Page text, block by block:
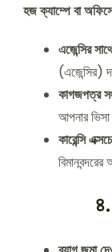
হজ ক্যাম্পে বা
এজেন্সির
(এজেন্সির)
কাগজপত্র
আপনার
কারেন্সি